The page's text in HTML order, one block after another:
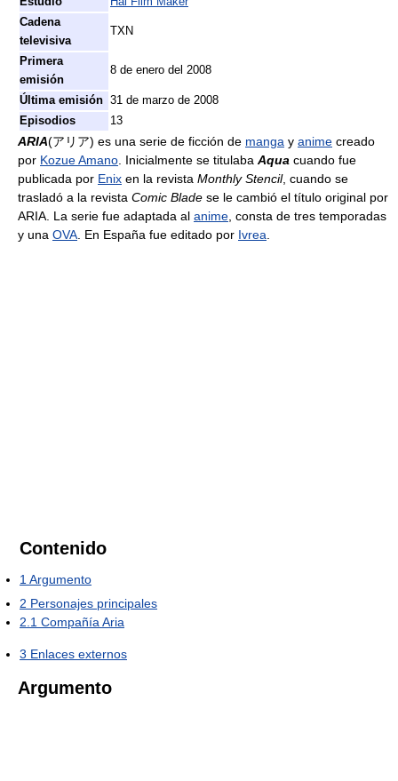
Cadena
televisiva
TXN
Primera
emisión
8 de enero del 2008
Última emisión 31 de marzo de 2008
Episodios
13
ARIA(アリア) es una serie de ficción de manga y anime creado
por Kozue Amano . Inicialmente se titulaba Aqua cuando fue
publicada por Enix en la revista Monthly Stencil, cuando se
trasladó a la revista Comic Blade se le cambió el título original por
ARIA. La serie fue adaptada al anime , consta de tres temporadas
y una OVA . En España fue editado por Ivrea
Contenido
1 Argumento
2 Personajes principales
2.1 Compañía Aria
3 Enlaces externos
Argumento